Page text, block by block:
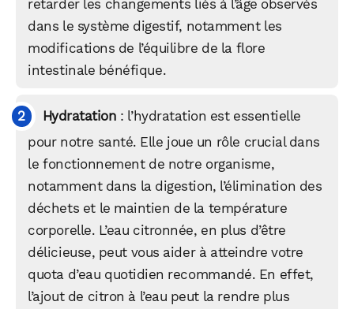
retarder les changements liés à l’âge observés
dans le système digestif, notamment les
modifications de l’équilibre de la flore
intestinale bénéfique.
Hydratation : l’hydratation est essentielle
pour notre santé. Elle joue un rôle crucial dans
le fonctionnement de notre organisme,
notamment dans la digestion, l’élimination des
déchets et le maintien de la température
corporelle. L’eau citronnée, en plus d’être
délicieuse, peut vous aider à atteindre votre
quota d’eau quotidien recommandé. En effet,
l’ajout de citron à l’eau peut la rendre plus